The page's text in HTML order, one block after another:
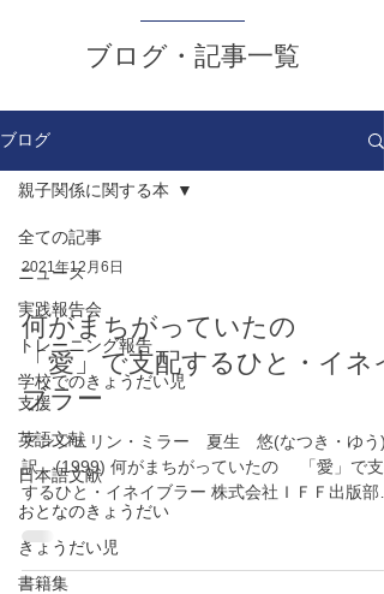
ブログ・記事一覧
ブログ
全ての記事
ニュース
実践報告会
トレーニング報告
学校でのきょうだい児
支援
英語文献
日本語文献
おとなのきょうだい
きょうだい児
書籍集
親子関係に関する本
2021年12月6日
何がまちがっていたの
「愛」で支配するひと・イネ
ブラー
アンジェリン・ミラー 夏生 悠(なつき・ゆう)
訳．(1999) 何がまちがっていたの 「愛」で支
するひと・イネイブラー 株式会社ＩＦＦ出版
ヘルスワーク協会 ISBN-10 ‏ : ‎ 4938844303 ISBN-
13 ‏ : ‎ 978-4938844301...